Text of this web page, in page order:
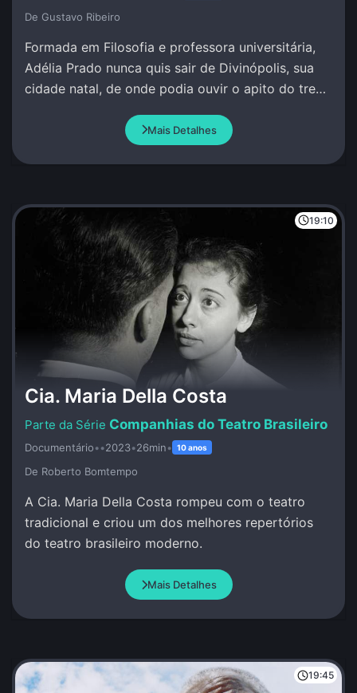
De Gustavo Ribeiro
Formada em Filosofia e professora universitária,
Adélia Prado nunca quis sair de Divinópolis, sua
cidade natal, de onde podia ouvir o apito do trem
Mais Detalhes
19:10
Cia. Maria Della Costa
Companhias do Teatro Brasileiro
Documentário••2023•26min• 10 anos
De Roberto Bomtempo
A Cia. Maria Della Costa rompeu com o teatro
tradicional e criou um dos melhores repertórios
do teatro brasileiro moderno.
Mais Detalhes
19:45